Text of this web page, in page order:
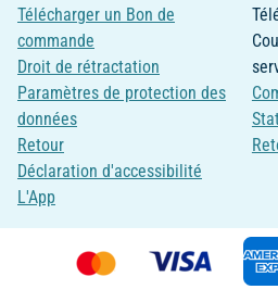
Télécharger un Bon de
commande
Droit de rétractation
Paramètres de protection des
données
Retour
Déclaration d'accessibilité
L'App